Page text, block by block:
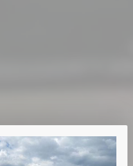
adipiscing elit.
efficitur. Sed vel